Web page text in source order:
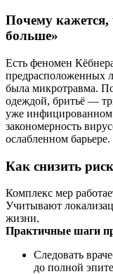
Почему кажется,
больше»
Есть феномен
предрасположенных
была микротравма.
одеждой, бритьё —
уже инфицированном
закономерность
ослабленном барьере.
Как снизить
Комплекс мер
Учитывают
жизни.
Практичные шаги
Следовать
до полной